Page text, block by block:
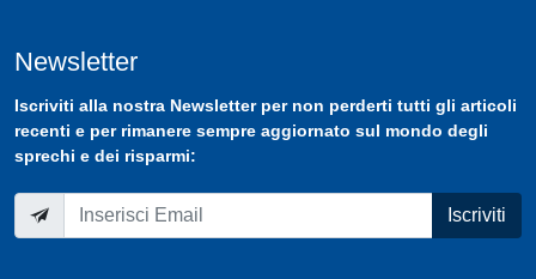
Newsletter
Iscriviti alla nostra Newsletterper non perderti tutti gli articoli
recenti e per rimanere sempre aggiornato sul mondo degli
sprechi e dei risparmi:
Iscriviti